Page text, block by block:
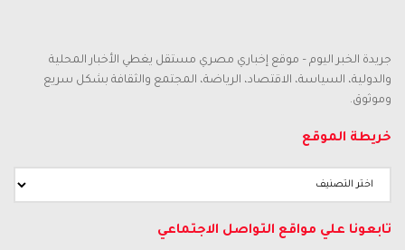
جريدة الخبر اليوم – موقع إخباري مصري مستقل يغطي الأخبار المحلية
والدولية، السياسة، الاقتصاد، الرياضة، المجتمع والثقافة بشكل سريع
وموثوق.
خريطة الموقع
تابعونا علي مواقع التواصل الاجتماعي